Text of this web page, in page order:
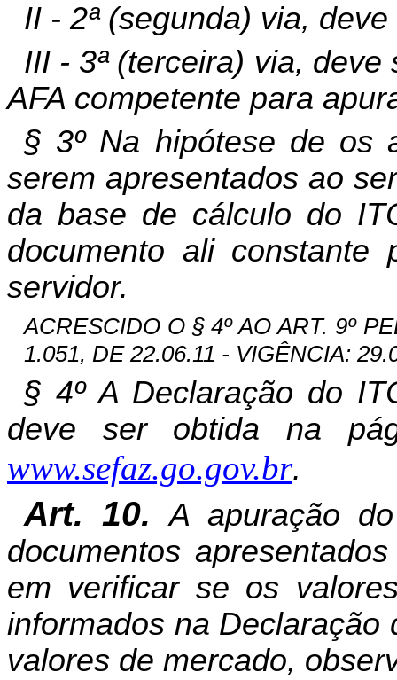
II - 2ª (segunda) via,
III - 3ª (terceira) via,
AFA competente para
§ 3º Na hipótese de os
serem apresentados ao
da base de cálculo do
documento ali constante
servidor.
ACRESCIDO O § 4º AO ART. 9º
1.051, DE 22.06.11 - VIGÊNCIA:
§ 4º A Declaração do
deve ser obtida na
www.sefaz.go.gov.br.
Art. 10.A apuração
documentos
em verificar se os
informados na
valores de mercado,